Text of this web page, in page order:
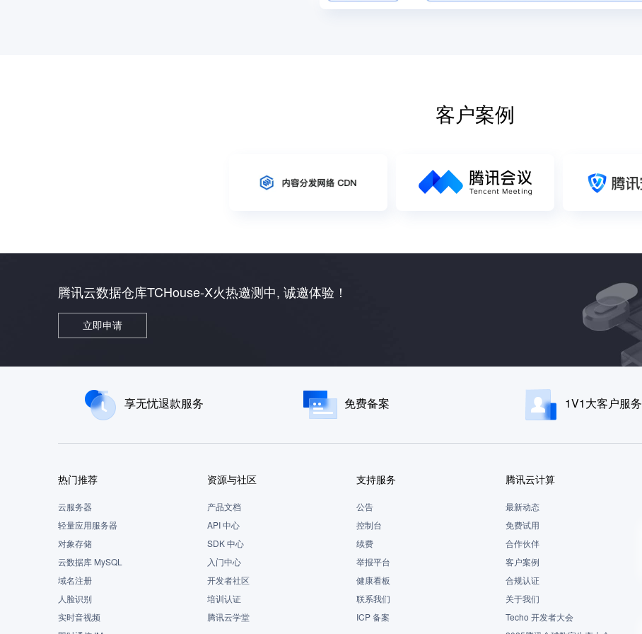
客户案例
腾讯云数据仓库TCHouse-X火热邀测中, 诚邀体验！
立即申请
享无忧退款服务 免费备案 1V1大客户服务
热门推荐
云服务器
轻量应用服务器
对象存储
云数据库 MySQL
域名注册
人脸识别
实时音视频
资源与社区
产品文档
API 中心
SDK 中心
入门中心
开发者社区
培训认证
腾讯云学堂
支持服务
公告
控制台
续费
举报平台
健康看板
联系我们
ICP 备案
腾讯云计算
最新动态
免费试用
合作伙伴
客户案例
合规认证
关于我们
Techo 开发者大会